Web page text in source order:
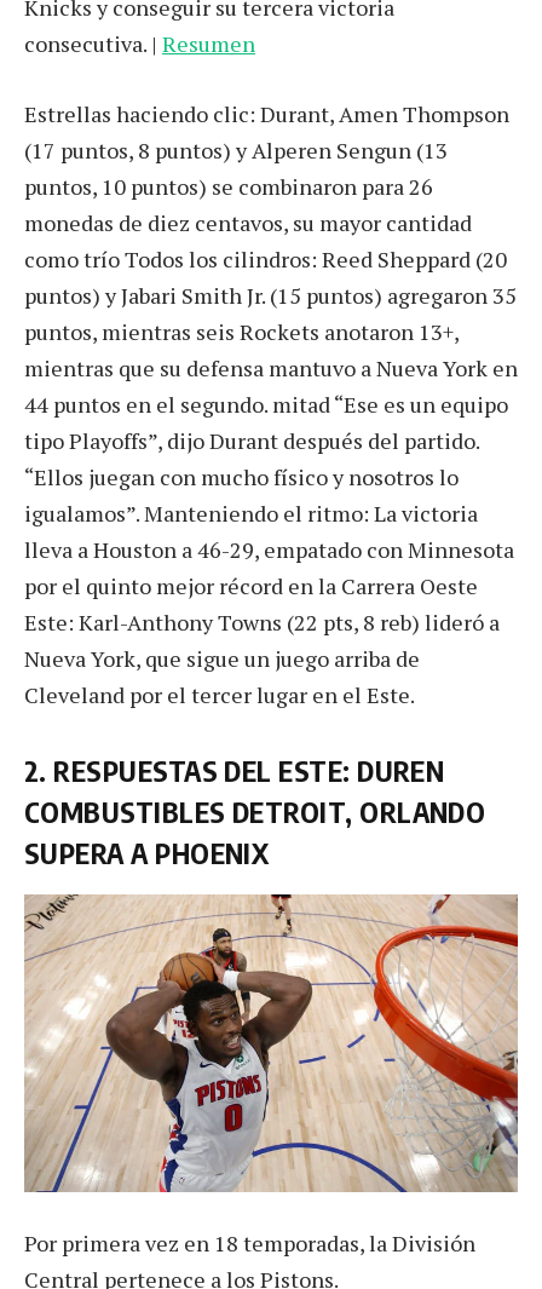
Knicks y conseguir su tercera victoria
consecutiva. | Resumen
Estrellas haciendo clic: Durant, Amen Thompson
(17 puntos, 8 puntos) y Alperen Sengun (13
puntos, 10 puntos) se combinaron para 26
monedas de diez centavos, su mayor cantidad
como trío Todos los cilindros: Reed Sheppard (20
puntos) y Jabari Smith Jr. (15 puntos) agregaron 35
puntos, mientras seis Rockets anotaron 13+,
mientras que su defensa mantuvo a Nueva York en
44 puntos en el segundo. mitad “Ese es un equipo
tipo Playoffs”, dijo Durant después del partido.
“Ellos juegan con mucho físico y nosotros lo
igualamos”. Manteniendo el ritmo: La victoria
lleva a Houston a 46-29, empatado con Minnesota
por el quinto mejor récord en la Carrera Oeste
Este: Karl-Anthony Towns (22 pts, 8 reb) lideró a
Nueva York, que sigue un juego arriba de
Cleveland por el tercer lugar en el Este.
2. RESPUESTAS DEL ESTE: DUREN
COMBUSTIBLES DETROIT, ORLANDO
SUPERA A PHOENIX
Por primera vez en 18 temporadas, la División
Central pertenece a los Pistons.